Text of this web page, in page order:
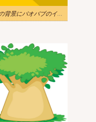
黄色の背景にバオバブのイラスト